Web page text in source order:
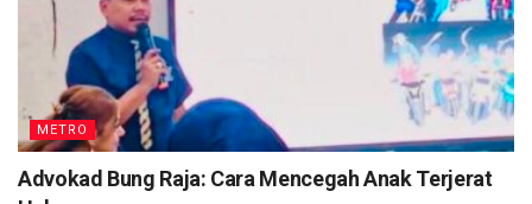
METRO
Advokad Bung Raja: Cara Mencegah Anak Terjerat